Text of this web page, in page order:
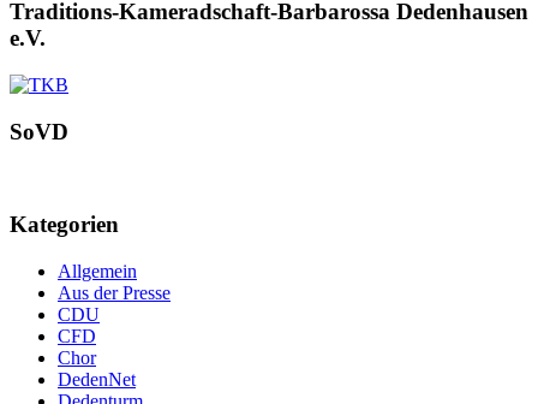
Traditions-Kameradschaft-Barbarossa Dedenhausen
e.V.
SoVD
Kategorien
Allgemein
Aus der Presse
CDU
CFD
Chor
DedenNet